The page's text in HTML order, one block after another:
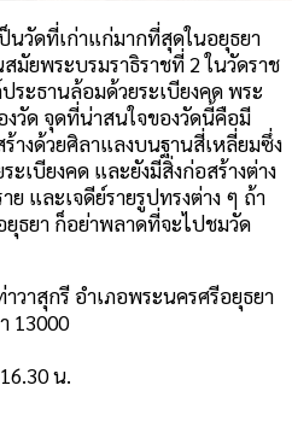
นวัดที่เก่าแก่มากที่สุดในอยุธยา
มัยพระบรมราธิราชที่ 2 ในวัดราช
ะธานล้อมด้วยระเบียงคด พระ
วัด จุดที่น่าสนใจของวัดนี้คือมี
างด้วยศิลาแลงบนฐานสี่เหลี่ยมซึ่ง
เบียงคด และยังมีสิ่งก่อสร้างต่าง
ย และเจดีย์รายรูปทรงต่าง ๆ ถ้า
ธยา ก็อย่าพลาดที่จะไปชมวัด
วาสุกรี อำเภอพระนครศรีอยุธยา
13000
น.